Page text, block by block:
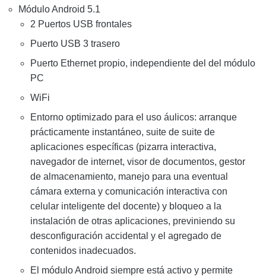
Módulo Android 5.1
2 Puertos USB frontales
Puerto USB 3 trasero
Puerto Ethernet propio, independiente del del módulo
PC
WiFi
Entorno optimizado para el uso áulicos: arranque
prácticamente instantáneo, suite de suite de
aplicaciones específicas (pizarra interactiva,
navegador de internet, visor de documentos, gestor
de almacenamiento, manejo para una eventual
cámara externa y comunicación interactiva con
celular inteligente del docente) y bloqueo a la
instalación de otras aplicaciones, previniendo su
desconfiguración accidental y el agregado de
contenidos inadecuados.
El módulo Android siempre está activo y permite